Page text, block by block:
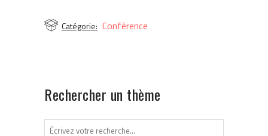
Catégorie: Conférence
Rechercher un thème